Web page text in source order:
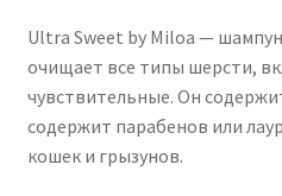
Ultra Sweet by Miloa —
очищает все типы шерсти,
чувствительные. Он
содержит парабенов или
кошек и грызунов.